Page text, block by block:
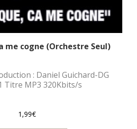
me cogne (Orchestre Seul)
: Daniel Guichard-DG
Titre MP3 320Kbits/s
1,99€